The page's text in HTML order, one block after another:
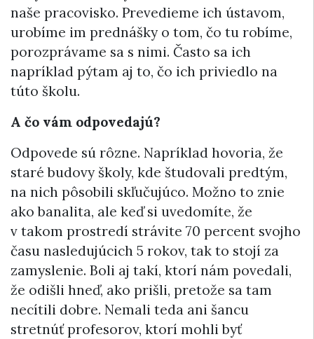
naše pracovisko. Prevedieme ich ústavom,
urobíme im prednášky o tom, čo tu robíme,
porozprávame sa s nimi. Často sa ich
napríklad pýtam aj to, čo ich priviedlo na
túto školu.
A čo vám odpovedajú?
Odpovede sú rôzne. Napríklad hovoria, že
staré budovy školy, kde študovali predtým,
na nich pôsobili skľučujúco. Možno to znie
ako banalita, ale keď si uvedomíte, že
v takom prostredí strávite 70 percent svojho
času nasledujúcich 5 rokov, tak to stojí za
zamyslenie. Boli aj takí, ktorí nám povedali,
že odišli hneď, ako prišli, pretože sa tam
necítili dobre. Nemali teda ani šancu
stretnúť profesorov, ktorí mohli byť